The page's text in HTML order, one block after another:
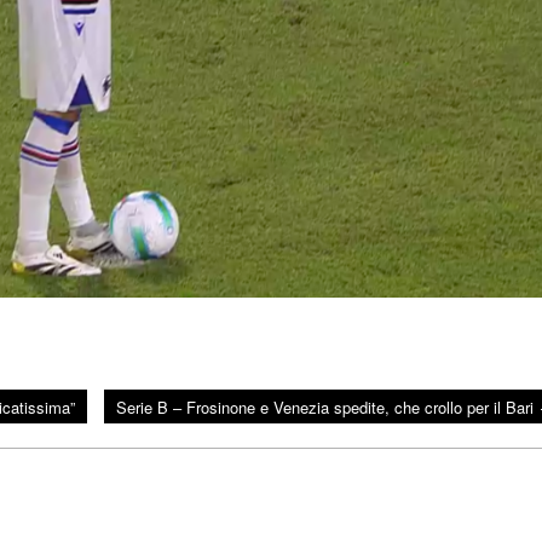
Serie B – Frosinone e Venezia spedite, che crollo per il Bari